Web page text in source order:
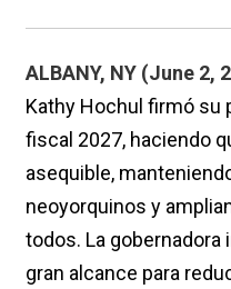
ALBANY, NY (June 2,
Kathy Hochul firmó su
fiscal 2027, haciendo
asequible,
neoyorquinos y
todos. La
gran alcance para